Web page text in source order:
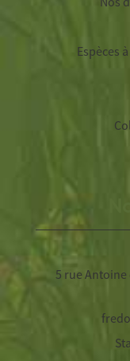
Espèces
5 rue Antoine